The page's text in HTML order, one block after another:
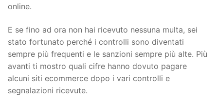
online.
E se fino ad ora non hai ricevuto nessuna multa, sei
stato fortunato perché i controlli sono diventati
sempre più frequenti e le sanzioni sempre più alte. Più
avanti ti mostro quali cifre hanno dovuto pagare
alcuni siti ecommerce dopo i vari controlli e
segnalazioni ricevute.